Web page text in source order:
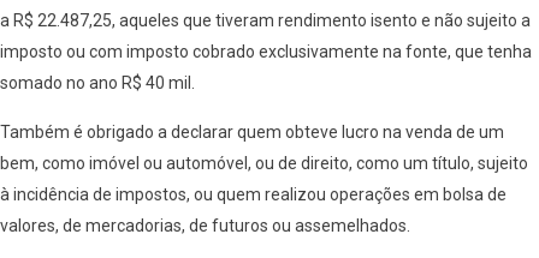
a R$ 22.487,25, aqueles que tiveram rendimento isento e não sujeito a
imposto ou com imposto cobrado exclusivamente na fonte, que tenha
somado no ano R$ 40 mil.
Também é obrigado a declarar quem obteve lucro na venda de um
bem, como imóvel ou automóvel, ou de direito, como um título, sujeito
à incidência de impostos, ou quem realizou operações em bolsa de
valores, de mercadorias, de futuros ou assemelhados.